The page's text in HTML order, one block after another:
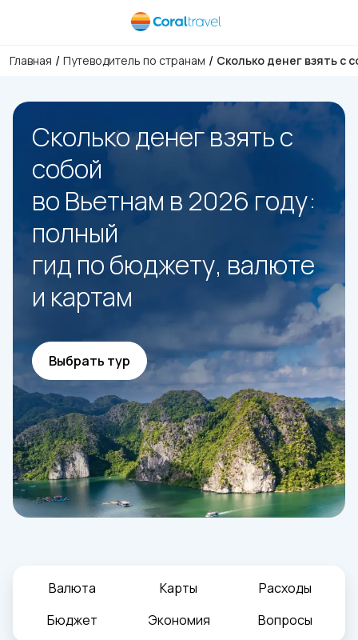
Главная / Путеводитель по странам / Сколько денег взять с
Сколько денег взять с
собой
во Вьетнам в 2026 году:
полный
гид по бюджету, валюте
и картам
Выбрать тур
Валюта Карты
Расходы
Бюджет
Экономия Вопросы